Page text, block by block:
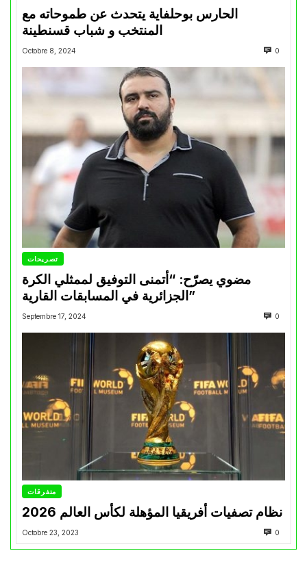
الحارس بوحلفاية يتحدث عن طموحاته مع
المنتخب و شباب قسنطينة
Octobre 8, 2024 0
تصريحات
مضوي يصرّح: “أتمنى التوفيق لممثلي الكرة
الجزائرية في المسابقات القارية”
Septembre 17, 2024 0
متفرقات
نظام تصفيات أفريقيا المؤهلة لكأس العالم 2026
Octobre 23, 2023 0